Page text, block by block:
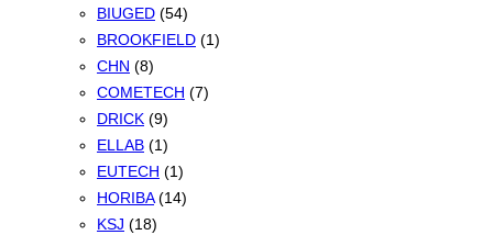
BIUGED (54)
BROOKFIELD (1)
CHN (8)
COMETECH (7)
DRICK (9)
ELLAB (1)
EUTECH (1)
HORIBA (14)
KSJ (18)